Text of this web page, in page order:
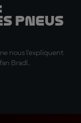
pneus
nous l'expliquent
Bradl.